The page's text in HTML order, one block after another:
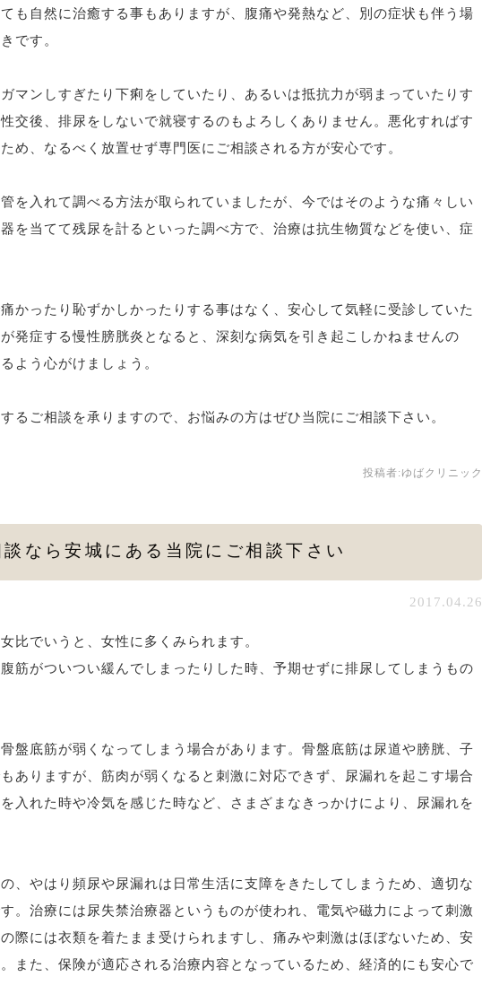
も自然に治癒する事もありますが、腹痛や発熱など、別の症状も伴う場
です。
マンしすぎたり下痢をしていたり、あるいは抵抗力が弱まっていたりす
交後、排尿をしないで就寝するのもよろしくありません。悪化すればす
め、なるべく放置せず専門医にご相談される方が安心です。
を入れて調べる方法が取られていましたが、今ではそのような痛々しい
を当てて残尿を計るといった調べ方で、治療は抗生物質などを使い、症
かったり恥ずかしかったりする事はなく、安心して気軽に受診していた
発症する慢性膀胱炎となると、深刻な病気を引き起こしかねませんの
よう心がけましょう。
るご相談を承りますので、お悩みの方はぜひ当院にご相談下さい。
投稿者: ゆばクリニック
なら安城にある当院にご相談下さい
2017.04.26
比でいうと、女性に多くみられます。
筋がついつい緩んでしまったりした時、予期せずに排尿してしまうもの
盤底筋が弱くなってしまう場合があります。骨盤底筋は尿道や膀胱、子
ありますが、筋肉が弱くなると刺激に対応できず、尿漏れを起こす場合
入れた時や冷気を感じた時など、さまざまなきっかけにより、尿漏れを
、やはり頻尿や尿漏れは日常生活に支障をきたしてしまうため、適切な
。治療には尿失禁治療器というものが使われ、電気や磁力によって刺激
際には衣類を着たまま受けられますし、痛みや刺激はほぼないため、安
また、保険が適応される治療内容となっているため、経済的にも安心で